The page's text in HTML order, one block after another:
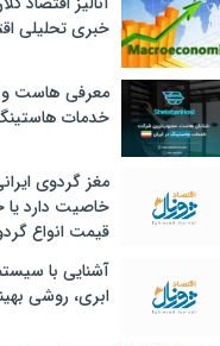
خبری تحلیلی
معرفی هاست
خدمات
مغز گردوی
خاصیت دارد
قیمت انواع
آشنایی با
ابری، روشی